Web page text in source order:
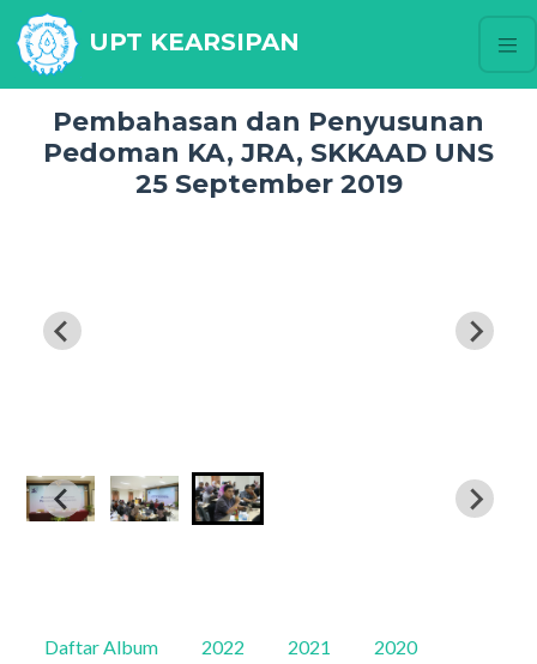
UPT KEARSIPAN
Pembahasan dan Penyusunan
Pedoman KA, JRA, SKKAAD UNS
25 September 2019
Daftar Album 2022 2021 2020